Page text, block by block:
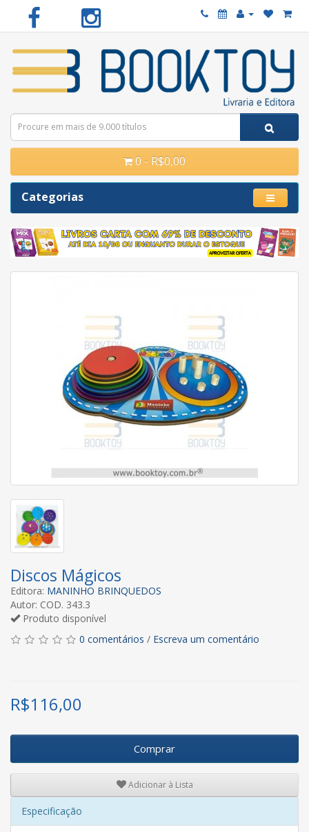
0 - R$0,00
Categorias
Discos Mágicos
Editora: MANINHO BRINQUEDOS
Autor: COD. 343.3
Produto disponível
0 comentários / Escreva um comentário
R$116,00
Comprar
Adicionar à Lista
Especificação